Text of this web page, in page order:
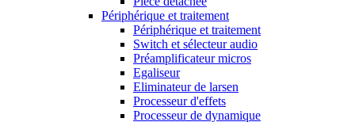
Périphérique et traitement
Périphérique et traitement
Switch et sélecteur audio
Préamplificateur micros
Egaliseur
Eliminateur de larsen
Processeur d'effets
Processeur de dynamique